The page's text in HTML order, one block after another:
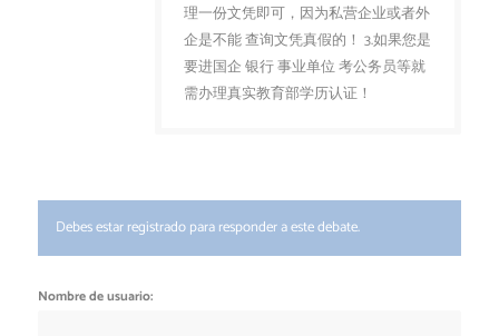
理一份文凭即可，因为私营企业或者外
企是不能 查询文凭真假的！ 3.如果您是
要进国企 银行 事业单位 考公务员等就
需办理真实教育部学历认证！
Debes estar registrado para responder a este debate.
Nombre de usuario: